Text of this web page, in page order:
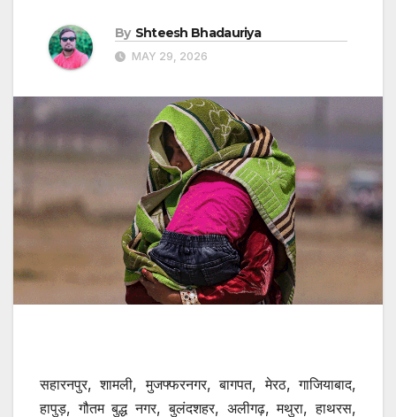
By Shteesh Bhadauriya
MAY 29, 2026
सहारनपुर, शामली, मुजफ्फरनगर, बागपत, मेरठ, गाजियाबाद,
हापुड़, गौतम बुद्ध नगर, बुलंदशहर, अलीगढ़, मथुरा, हाथरस,